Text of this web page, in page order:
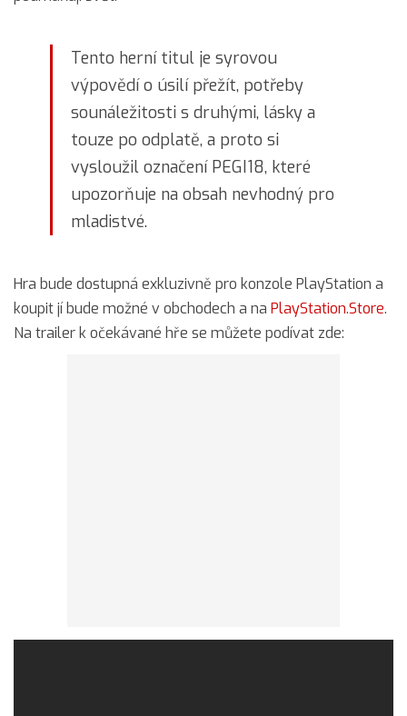
Tento herní titul je syrovou
výpovědí o úsilí přežít, potřeby
sounáležitosti s druhými, lásky a
touze po odplatě, a proto si
vysloužil označení PEGI18, které
upozorňuje na obsah nevhodný pro
mladistvé.
Hra bude dostupná exkluzivně pro konzole PlayStation a
koupit jí bude možné v obchodech a na PlayStation.Store.
Na trailer k očekávané hře se můžete podívat zde: